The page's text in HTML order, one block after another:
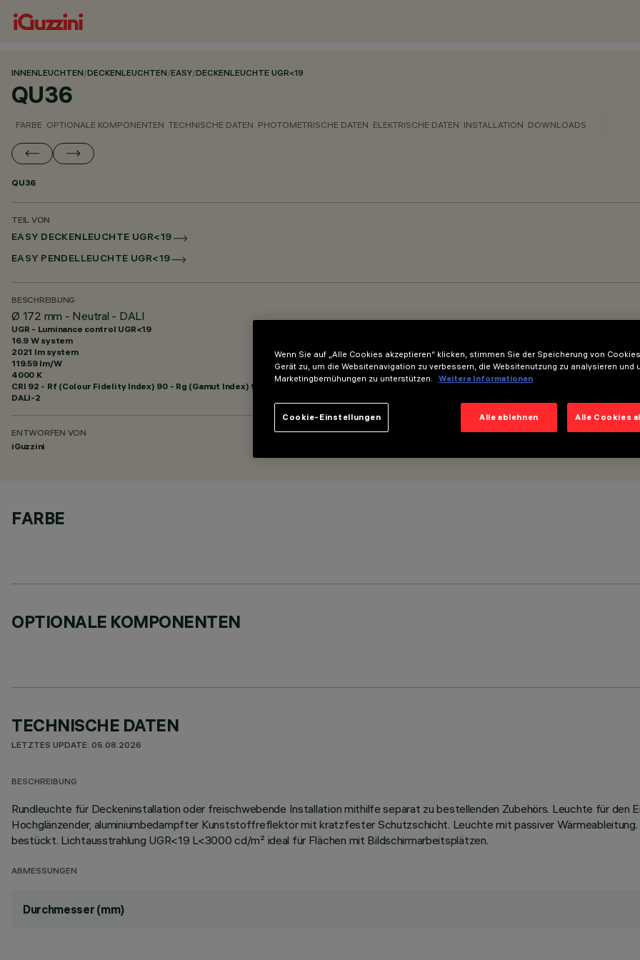
INNENLEUCHTEN/DECKENLEUCHTEN/EASY/DECKENLEUCHTE UGR<19
QU36
FARBE OPTIONALE KOMPONENTEN TECHNISCHE DATEN PHOTOMETRISCHE DATEN ELEKTRISCHE DATEN INSTALLATION DOWNLOADS
QU36
TEIL VON
EASY DECKENLEUCHTE UGR<19
EASY PENDELLEUCHTE UGR<19
BESCHREIBUNG
Ø 172 mm - Neutral - DALI
UGR - Luminance control UGR<19
16.9 W system
2021 lm system
119.59 lm/W
4000 K
CRI 92 - Rf (Colour Fidelity Index) 90 - Rg (Gamut Index) 98
DALI-2
ENTWORFEN VON
iGuzzini
FARBE
OPTIONALE KOMPONENTEN
TECHNISCHE DATEN
LETZTES UPDATE: 05.08.2026
BESCHREIBUNG
Rundleuchte für Deckeninstallation oder freischwebende Installation mithilfe separat zu bestellenden Zubehörs. Leuchte für den
Hochglänzender, aluminiumbedampfter Kunststoffreflektor mit kratzfester Schutzschicht. Leuchte mit passiver
bestückt. Lichtausstrahlung UGR<19 L<3000 cd/m² ideal für Flächen mit Bildschirmarbeitsplätzen.
ABMESSUNGEN
Durchmesser (mm)
Wenn Sie auf „Alle Cookies akzeptieren“ klicken, stimmen Sie der Speicherung von
Gerät zu, um die Websitenavigation zu verbessern, die Websitenutzung zu analysieren und
Marketingbemühungen zu unterstützen.
Weitere Informationen
Alle ablehnen Alle Cookies
Cookie-Einstellungen